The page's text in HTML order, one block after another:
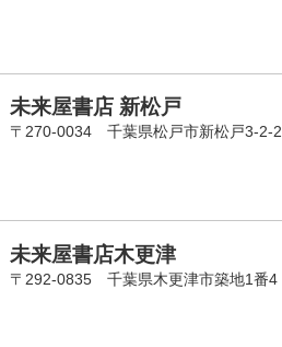
未来屋書店 新松戸
〒270-0034 千葉県松戸市新松戸3-2-2
未来屋書店木更津
〒292-0835 千葉県木更津市築地1番4